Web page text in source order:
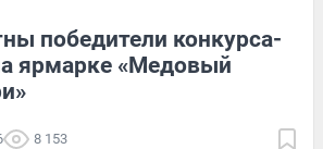
победители конкурса-
ярмарке «Медовый
8 153